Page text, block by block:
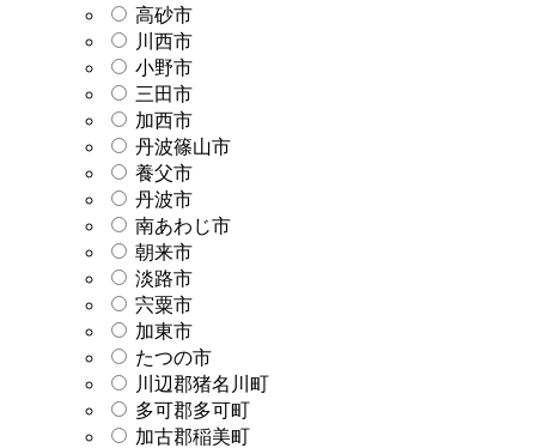
高砂市
川西市
小野市
三田市
加西市
丹波篠山市
養父市
丹波市
南あわじ市
朝来市
淡路市
宍粟市
加東市
たつの市
川辺郡猪名川町
多可郡多可町
加古郡稲美町